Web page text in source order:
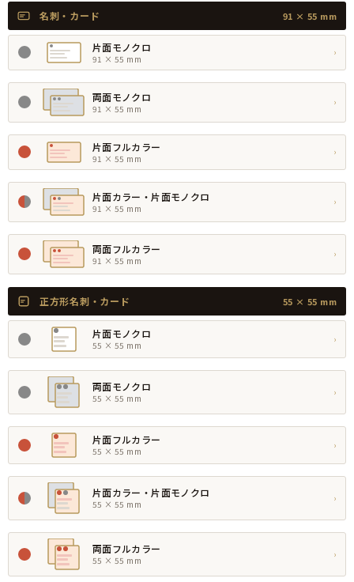
名刺・カード 91 × 55 mm
片面モノクロ
91 × 55 mm
›
両面モノクロ
91 × 55 mm
›
片面フルカラー
91 × 55 mm
›
片面カラー・片面モノクロ
91 × 55 mm
›
両面フルカラー
91 × 55 mm
›
正方形名刺・カード 55 × 55 mm
片面モノクロ
55 × 55 mm
›
両面モノクロ
55 × 55 mm
›
片面フルカラー
55 × 55 mm
›
片面カラー・片面モノクロ
55 × 55 mm
›
両面フルカラー
55 × 55 mm
›